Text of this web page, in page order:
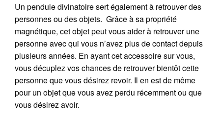
Un pendule divinatoire sert également à retrouver des
personnes ou des objets. Grâce à sa propriété
magnétique, cet objet peut vous aider à retrouver une
personne avec qui vous n’avez plus de contact depuis
plusieurs années. En ayant cet accessoire sur vous,
vous décuplez vos chances de retrouver bientôt cette
personne que vous désirez revoir. Il en est de même
pour un objet que vous avez perdu récemment ou que
vous désirez avoir.